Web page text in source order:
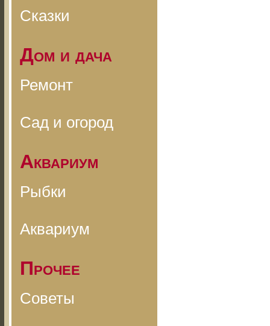
Сказки
Дом и дача
Ремонт
Сад и огород
Аквариум
Рыбки
Аквариум
Прочее
Советы